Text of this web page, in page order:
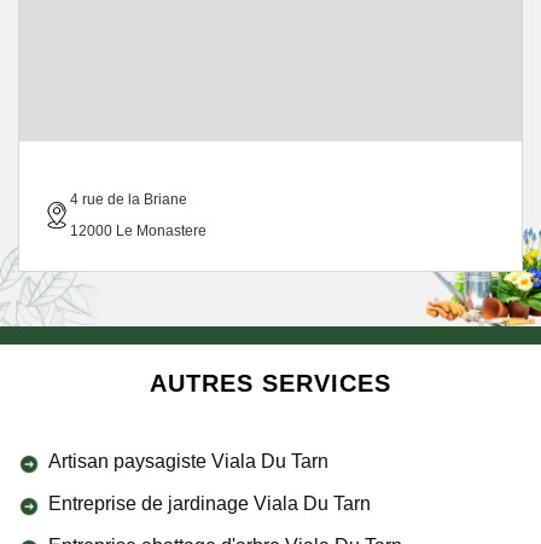
4 rue de la Briane
12000 Le Monastere
AUTRES SERVICES
Artisan paysagiste Viala Du Tarn
Entreprise de jardinage Viala Du Tarn